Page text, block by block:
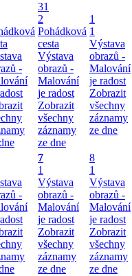
-
31
2
Pohádková
cesta
Výstava
obrazů -
Malování
je radost
Zobrazit
všechny
záznamy
ze dne
1
1
Výstava
obrazů -
Malování
je radost
Zobrazit
všechny
záznamy
ze dne
-
7
1
Výstava
obrazů -
Malování
je radost
Zobrazit
všechny
záznamy
ze dne
8
1
Výstava
obrazů -
Malování
je radost
Zobrazit
všechny
záznamy
ze dne